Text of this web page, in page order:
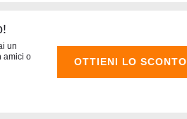
un
amici o
OTTIENI LO SCONTO